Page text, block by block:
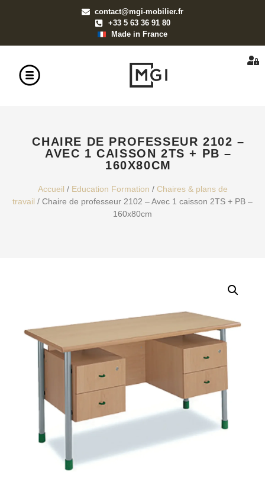
contact@mgi-mobilier.fr
+33 5 63 36 91 80
Made in France
CHAIRE DE PROFESSEUR 2102 –
AVEC 1 CAISSON 2TS + PB –
160X80CM
Accueil / Education Formation / Chaires & plans de
travail / Chaire de professeur 2102 – Avec 1 caisson 2TS + PB –
160x80cm